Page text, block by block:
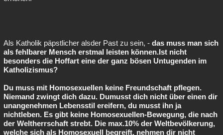
Als Katholik päpstlicher alsder Past zu sein, - das muss man sich
als fehlbarer Mensch erstmal leisten können.Ist nicht
besonders die Hoffart eine der ganz bösen Untugenden im
Katholizismus?
Du muss mit Homosexuellen keine Freundschaft pflegen.
Niemand zwingt dich dazu. Dumusst dich nicht über einen dir
unangenehmen Lebensstil ereifern, du musst ihn ja
nichtleben. Es gibt keine Homosexuellen-Bewegung, die nach
der Weltherrschaft strebt. Die max.10% der Weltbevölkerung,
welche sich als Homosexuell begreift, nehmen dir nicht